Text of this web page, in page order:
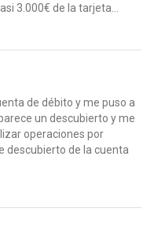
3.000€ de la tarjeta...
de débito y me puso a
un descubierto y me
operaciones por
descubierto de la cuenta